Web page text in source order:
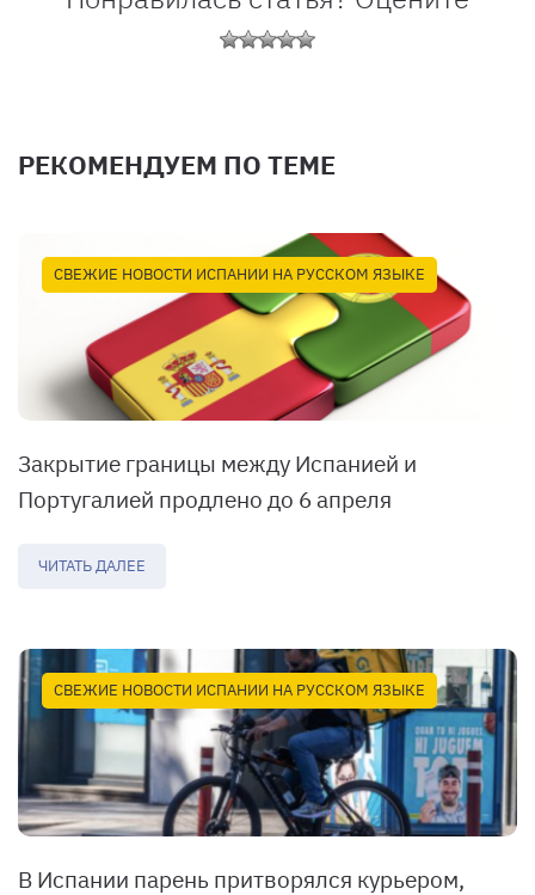
РЕКОМЕНДУЕМ ПО ТЕМЕ
СВЕЖИЕ НОВОСТИ ИСПАНИИ НА РУССКОМ ЯЗЫКЕ
Закрытие границы между Испанией и
Португалией продлено до 6 апреля
ЧИТАТЬ ДАЛЕЕ
СВЕЖИЕ НОВОСТИ ИСПАНИИ НА РУССКОМ ЯЗЫКЕ
В Испании парень притворялся курьером,